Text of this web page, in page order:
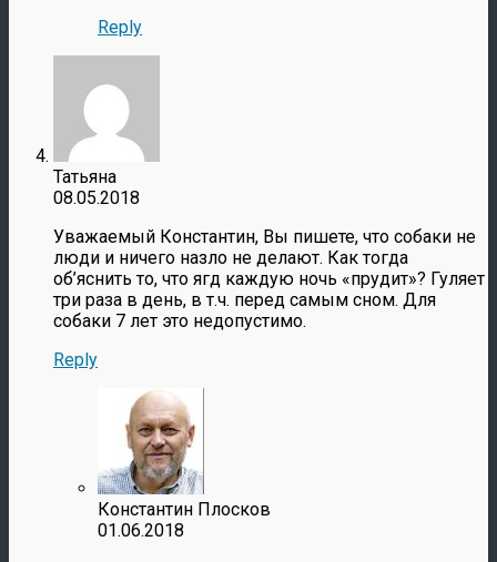
Reply
Татьяна
08.05.2018
Уважаемый Константин, Вы пишете, что собаки не
люди и ничего назло не делают. Как тогда
об’яснить то, что ягд каждую ночь «прудит»? Гуляет
три раза в день, в т.ч. перед самым сном. Для
собаки 7 лет это недопустимо.
Reply
Константин Плосков
01.06.2018